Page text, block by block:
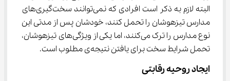
البته لازم به ذکر است افرادی که نمی‌توانند سخت‌گیری‌های
مدارس تیزهوشان را تحمل کنند، خودشان پس از مدتی این
نوع مدارس را ترک می‌کنند، اما یکی از ویژگی‌های تیزهوشان،
تحمل شرایط سخت برای یافتن نتیجه‌ی مطلوب است.
ایجاد روحیه رقابتی